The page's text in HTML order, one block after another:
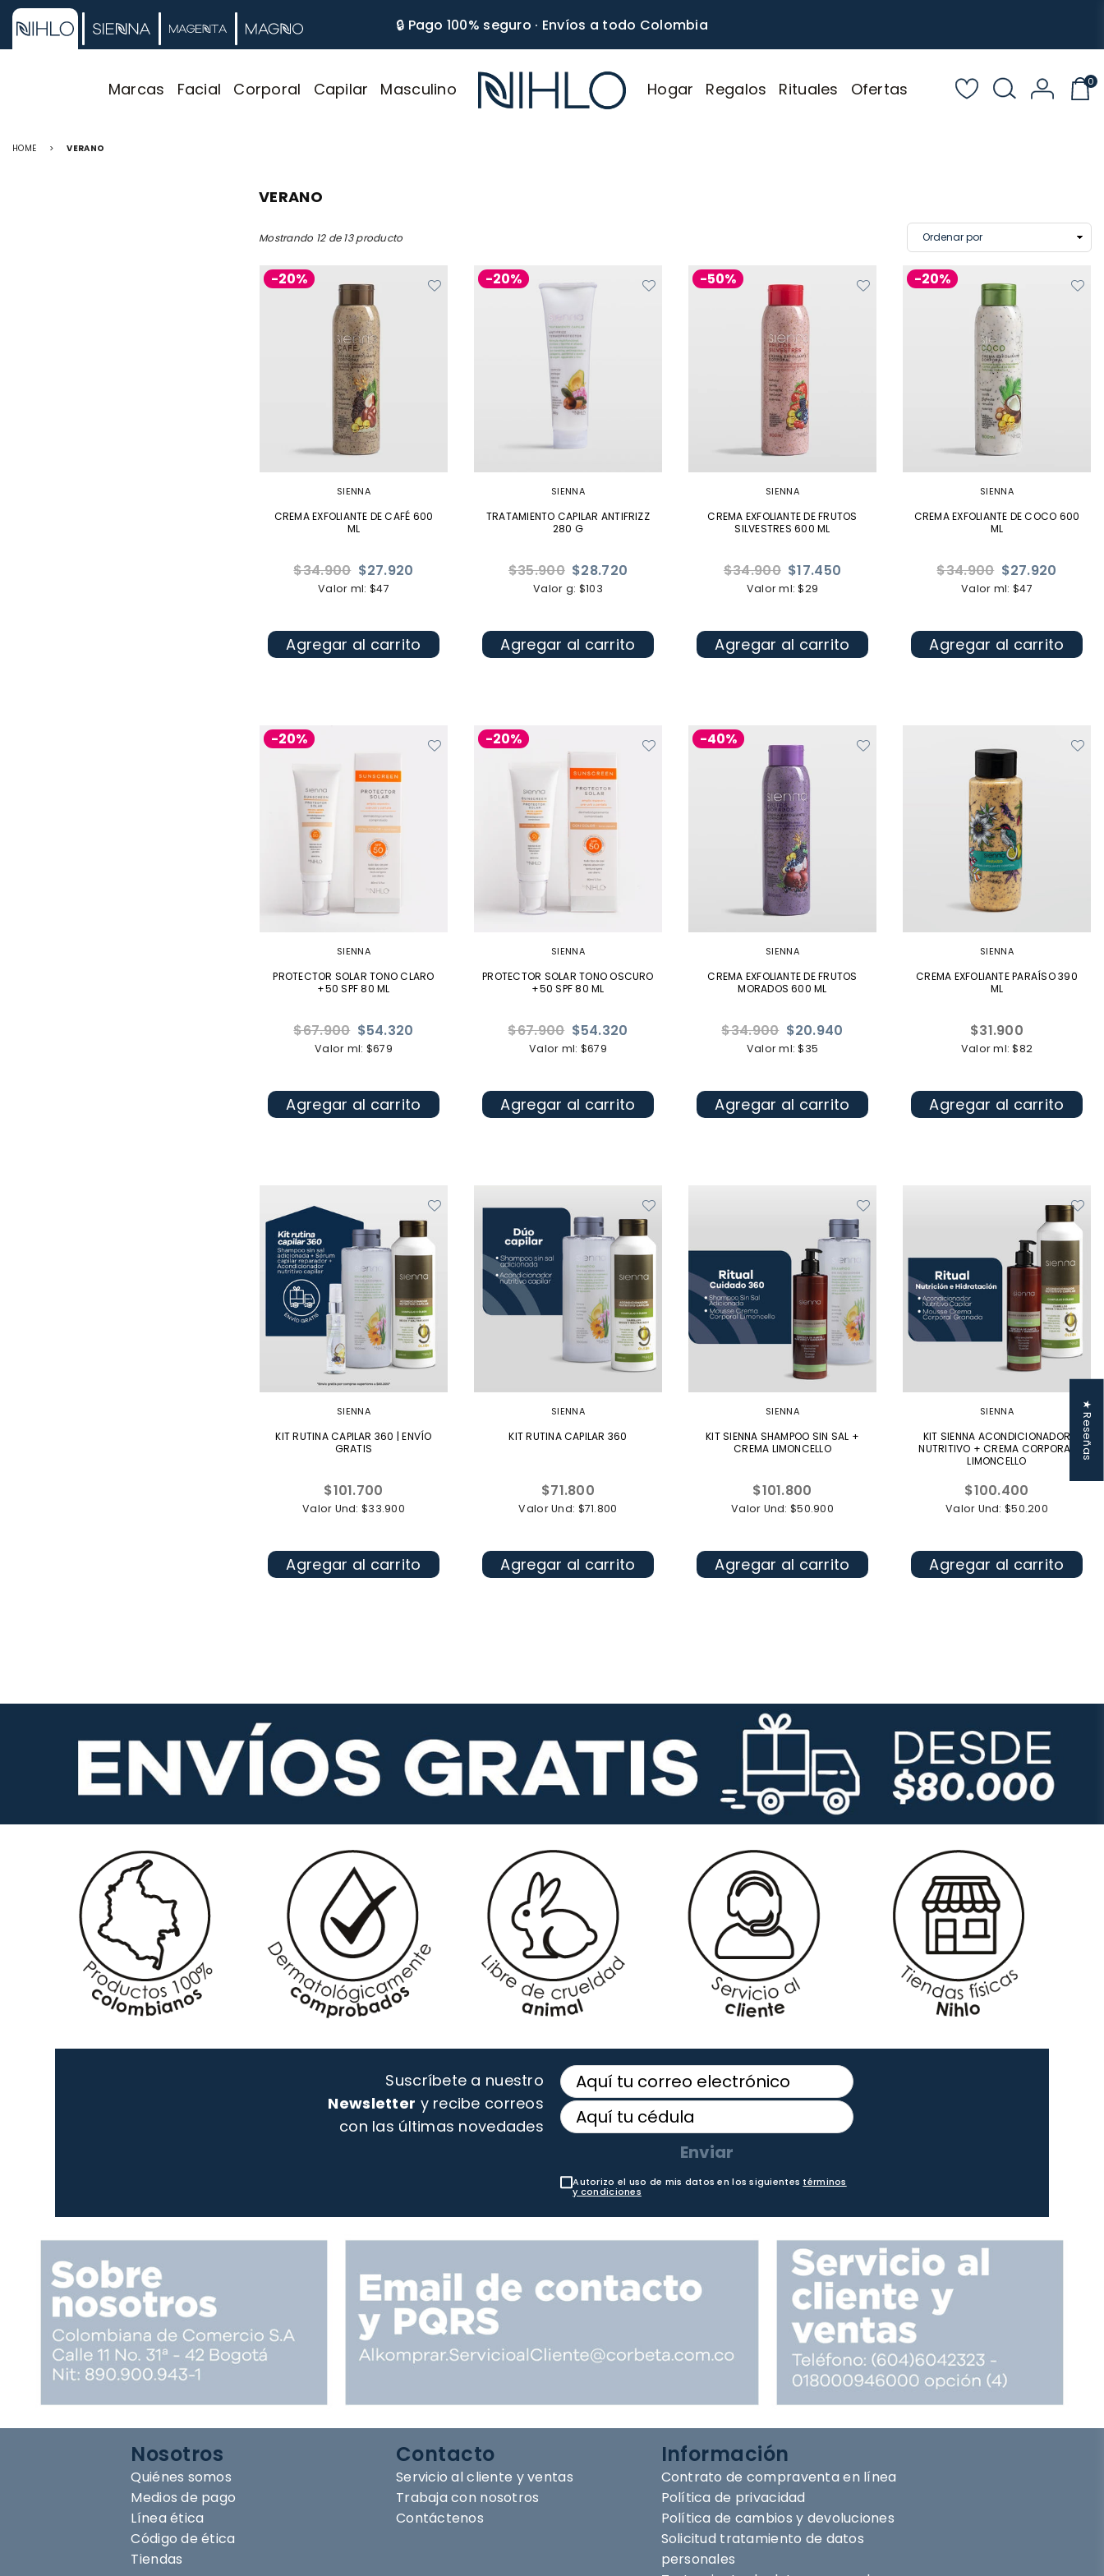
🔒 Pago 100% seguro · Envíos a todo Colombia
Marcas Facial Corporal Capilar Masculino Hogar Regalos Rituales Ofertas 0
HOME > VERANO
VERANO
Mostrando 12 de 13 producto
-20%
SIENNA
CREMA EXFOLIANTE DE CAFÉ 600
ML
Precio
habitual
$34.900 $27.920
Valor ml: $47
Agregar al carrito
-20%
SIENNA
TRATAMIENTO CAPILAR ANTIFRIZZ
280 G
Precio
habitual
$35.900 $28.720
Valor g: $103
Agregar al carrito
-50%
SIENNA
CREMA EXFOLIANTE DE FRUTOS
SILVESTRES 600 ML
Precio
habitual
$34.900 $17.450
Valor ml: $29
Agregar al carrito
-20%
SIENNA
CREMA EXFOLIANTE DE COCO 600
ML
Precio
habitual
$34.900 $27.920
Valor ml: $47
Agregar al carrito
-20%
SIENNA
PROTECTOR SOLAR TONO CLARO
+50 SPF 80 ML
Precio
habitual
$67.900 $54.320
Valor ml: $679
Agregar al carrito
-20%
SIENNA
PROTECTOR SOLAR TONO OSCURO
+50 SPF 80 ML
Precio
habitual
$67.900 $54.320
Valor ml: $679
Agregar al carrito
-40%
SIENNA
CREMA EXFOLIANTE DE FRUTOS
MORADOS 600 ML
Precio
habitual
$34.900 $20.940
Valor ml: $35
Agregar al carrito
SIENNA
CREMA EXFOLIANTE PARAÍSO 390
ML
Precio
habitual
$31.900
Valor ml: $82
Agregar al carrito
SIENNA
KIT RUTINA CAPILAR 360 | ENVÍO
GRATIS
Precio
habitual
$101.700
Valor Und: $33.900
Agregar al carrito
SIENNA
KIT RUTINA CAPILAR 360
Precio
habitual
$71.800
Valor Und: $71.800
Agregar al carrito
SIENNA
KIT SIENNA SHAMPOO SIN SAL +
CREMA LIMONCELLO
Precio
habitual
$101.800
Valor Und: $50.900
Agregar al carrito
SIENNA
KIT SIENNA ACONDICIONADOR
NUTRITIVO + CREMA CORPORAL
LIMONCELLO
Precio
habitual
$100.400
Valor Und: $50.200
Agregar al carrito
Suscríbete a nuestro
Newsletter y recibe correos
con las últimas novedades
Enviar
Autorizo el uso de mis datos en los siguientes términos
y condiciones
Nosotros
Quiénes somos
Medios de pago
Línea ética
Código de ética
Tiendas
Contacto
Servicio al cliente y ventas
Trabaja con nosotros
Contáctenos
Información
Contrato de compraventa en línea
Política de privacidad
Política de cambios y devoluciones
Solicitud tratamiento de datos
personales
★ Reseñas